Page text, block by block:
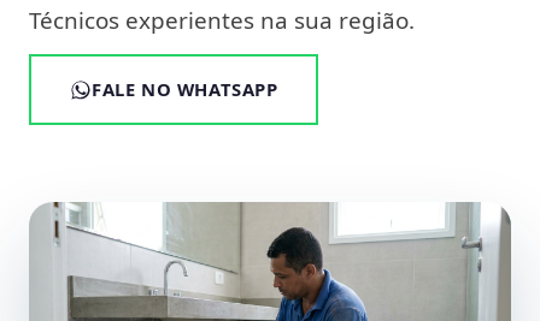
Técnicos experientes na sua região.
FALE NO WHATSAPP